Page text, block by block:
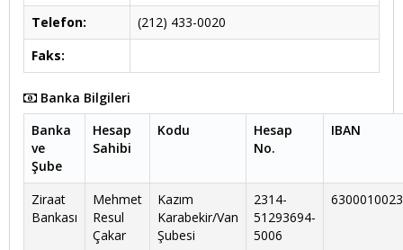
Telefon:
(212) 433-0020
Faks:
Banka Bilgileri
Banka
ve
Şube
Hesap
Sahibi
Kodu
Hesap
No.
IBAN
Ziraat
Bankası
Mehmet
Resul
Çakar
Kazım
Karabekir/Van
Şubesi
2314-
51293694-
5006